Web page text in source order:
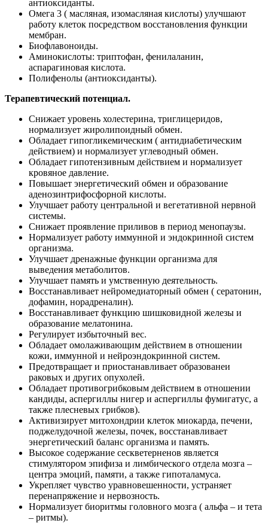
антиоксиданты.
Омега 3 ( масляная, изомасляная кислоты) улучшают
работу клеток посредством восстановления функции
мембран.
Биофлавоноиды.
Аминокислоты: триптофан, фенилаланин,
аспарагиновая кислота.
Полифенолы (антиоксиданты).
Терапевтический потенциал.
Снижает уровень холестерина, триглицеридов,
нормализует жиролипоидный обмен.
Обладает гипогликемическим ( антидиабетическим
действием) и нормализует углеводный обмен.
Обладает гипотензивным действием и нормализует
кровяное давление.
Повышает энергетический обмен и образование
аденозинтрифосфорной кислоты.
Улучшает работу центральной и вегетативной нервной
системы.
Снижает проявление приливов в период менопаузы.
Нормализует работу иммунной и эндокринной систем
организма.
Улучшает дренажные функции организма для
выведения метаболитов.
Улучшает память и умственную деятельность.
Восстанавливает нейромедиаторный обмен ( сератонин,
дофамин, норадреналин).
Восстанавливает функцию шишковидной железы и
образование мелатонина.
Регулирует избыточный вес.
Обладает омолаживающим действием в отношении
кожи, иммунной и нейроэндокринной систем.
Предотвращает и приостанавливает образованеи
раковых и других опухолей.
Обладает противогрибковым действием в отношении
кандиды, аспергиллы нигер и аспергиллы фумигатус, а
также плесневых грибков).
Активизирует митохондрии клеток миокарда, печени,
поджелудочной железы, почек, восстанавливает
энергетический баланс организма и память.
Высокое содержание сескветерненов является
стимулятором эпифиза и лимбического отдела мозга –
центра эмоций, памяти, а также гипоталамуса.
Укрепляет чувство уравновешенности, устраняет
перенапряжение и нервозность.
Нормализует биоритмы головного мозга ( альфа – и тета
– ритмы).